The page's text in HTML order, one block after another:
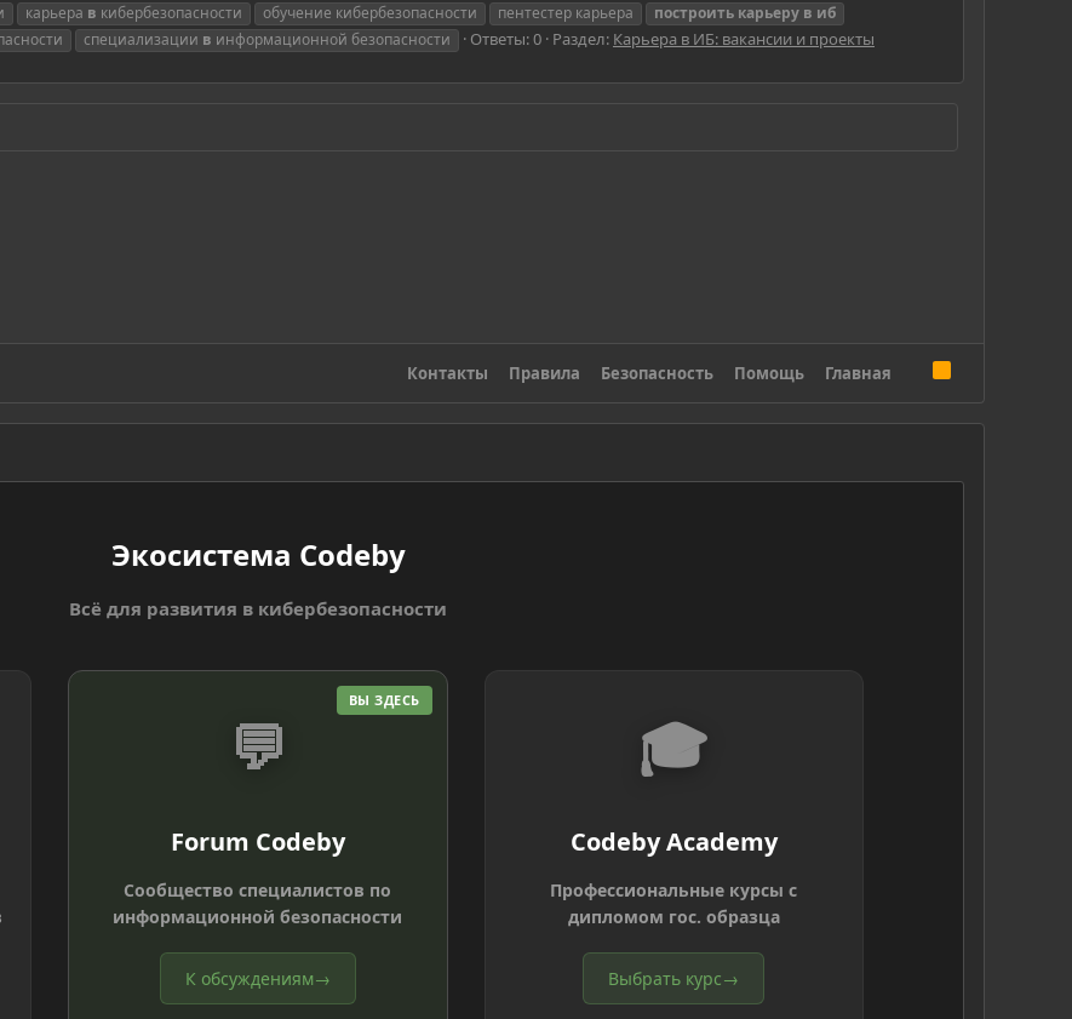
карьера в кибербезопасности обучение кибербезопасности пентестер карьера построить карьеру в иб
специализации в информационной безопасности Ответы: 0 Раздел: Карьера в ИБ: вакансии и проекты
Контакты Правила Безопасность Помощь Главная
S
Экосистема Codeby
Всё для развития в кибербезопасности
ВЫ ЗДЕСЬ
💬
Forum Codeby
Сообщество специалистов по
информационной безопасности
К обсуждениям→
🎓
Codeby Academy
Профессиональные курсы с
дипломом гос. образца
Выбрать курс→